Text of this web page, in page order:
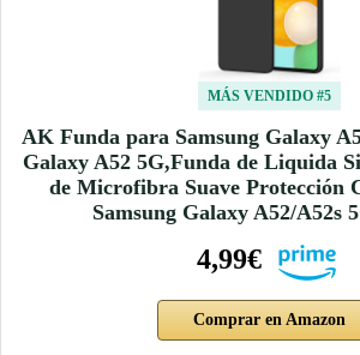
MÁS VENDIDO #5
AK Funda para Samsung Galaxy
Galaxy A52 5G,Funda de Liquida
de Microfibra Suave Protección
Samsung Galaxy A52/A52s
4,99€
Comprar en Amazon